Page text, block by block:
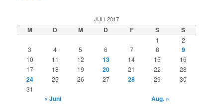
JULI 2017
M D M D F S S
1
2
3
4 5 6 7 8 9
10 11 12 13 14 15
16
17
18 19 20 21 22 23
24 25 26 27 28 29
30
31
« Juni Aug. »